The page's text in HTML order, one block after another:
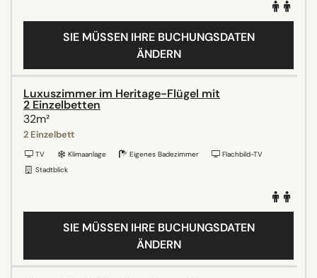
SIE MÜSSEN IHRE BUCHUNGSDATEN
ÄNDERN
Luxuszimmer im Heritage-Flügel mit
2 Einzelbetten
32m²
2 Einzelbett
TV Klimaanlage Eigenes Badezimmer
Flachbild-TV
Stadtblick
SIE MÜSSEN IHRE BUCHUNGSDATEN
ÄNDERN